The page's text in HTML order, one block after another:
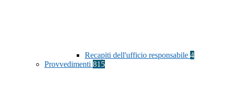
Recapiti dell'ufficio responsabile 4
Provvedimenti 815